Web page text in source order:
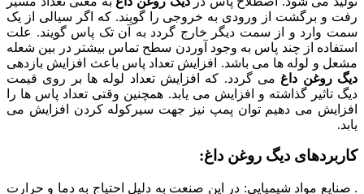
رفت و برگشت از ورودی به خروجی را گویند. که اگر سیالی از یک
سمت وارد و از سمت دیگر خارج گردد به آن تک پاس گویند. علت
استفاده از چند پاس به وجود آوردن سطح تماس بیشتر در بین شعله
مشعل و لوله ها می باشد. افزایش تعداد پاس باعث افزایش بازدهی
دیگ روغن داغ می گردد. که افزایش تعداد لوله ها بر روی قیمت
دیگ تاثیر گذاشته و افزایش می یابد. همچنین وقتی تعداد پاس ها را
افزایش می دهیم توان پمپ نیز جهت سیرکوله کردن افزایش می
یابد.
کاربردهای دیگ روغن داغ:
. صنایع مواد شیمیایی: در این صنعت به دلیل احتیاج به دما و حرارت